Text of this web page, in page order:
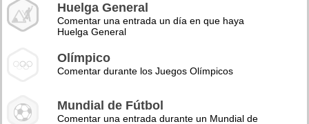
Huelga General
Comentar una entrada un día en que haya
Huelga General
Olímpico
Comentar durante los Juegos Olímpicos
Mundial de Fútbol
Comentar una entrada durante un Mundial de